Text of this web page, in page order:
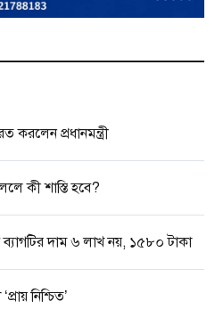
প্রধানমন্ত্রী
কী শাস্তি হবে?
ব্যাগটির দাম ৬ লাখ নয়, ১৫৮০ টাকা
নিশ্চিত’